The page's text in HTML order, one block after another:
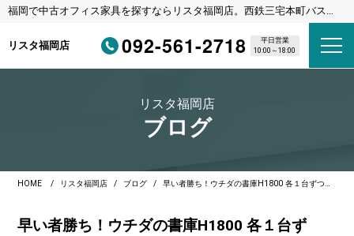
福岡で中古オフィス家具を探すならリスタ福岡店。西鉄三宅本町バス停
リスタ福岡店
092-561-2718
平日営業
10:00～18:00
リスタ福岡店
ブログ
HOME リスタ福岡店 ブログ 早い者勝ち！ウチダの書庫H1800 各１台ずつ★
早い者勝ち！ウチダの書庫H1800 各１台ず